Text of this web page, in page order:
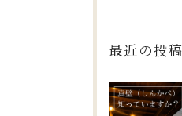
最近の投稿